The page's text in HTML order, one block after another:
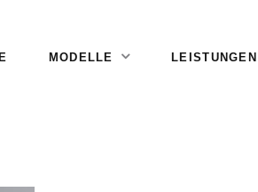
MODELLE LEISTUNGEN